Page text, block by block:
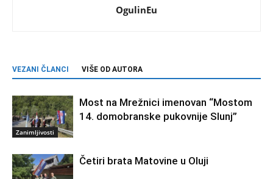
OgulinEu
VEZANI ČLANCI VIŠE OD AUTORA
Zanimljivosti
Most na Mrežnici imenovan “Mostom
14. domobranske pukovnije Slunj”
Četiri brata Matovine u Oluji